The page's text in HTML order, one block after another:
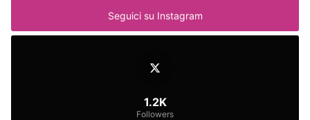
Seguici su Instagram
1.2K
Followers